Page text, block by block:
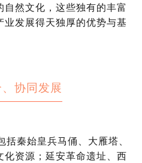
然文化，这些独有的丰富
发展得天独厚的优势与基
协同发展
秦始皇兵马俑、大雁塔、
资源；延安革命遗址、西